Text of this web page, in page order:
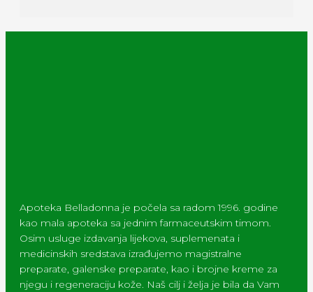
Apoteka Belladonna je počela sa radom 1996. godine
kao mala apoteka sa jednim farmaceutskim timom.
Osim usluge izdavanja lijekova, suplemenata i
medicinskih sredstava izrađujemo magistralne
preparate, galenske preparate, kao i brojne kreme za
njegu i regeneraciju kože. Naš cilj i želja je bila da Vam